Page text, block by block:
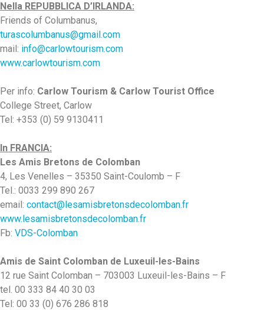
Nella REPUBBLICA D’IRLANDA:
Friends of Columbanus,
turascolumbanus@gmail.com
mail: info@carlowtourism.com
www.carlowtourism.com
Per info: Carlow Tourism & Carlow Tourist Office
College Street, Carlow
Tel: +353 (0) 59 9130411
In FRANCIA:
Les Amis Bretons de Colomban
4, Les Venelles – 35350 Saint-Coulomb – F
Tel.: 0033 299 890 267
email: contact@lesamisbretonsdecolomban.fr
www.lesamisbretonsdecolomban.fr
Fb: VDS-Colomban
Amis de Saint Colomban de Luxeuil-les-Bains
12 rue Saint Colomban – 703003 Luxeuil-les-Bains – F
tel. 00 333 84 40 30 03
Tel: 00 33 (0) 676 286 818